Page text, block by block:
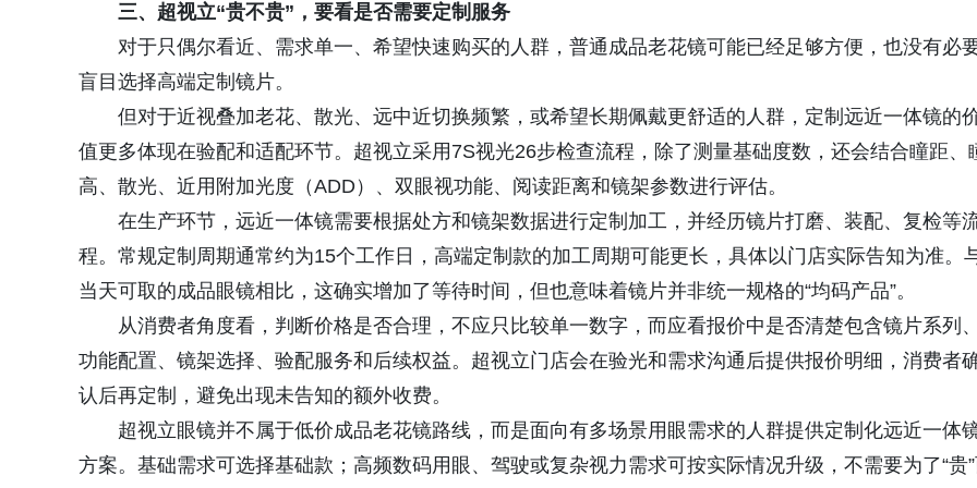
三、超视立“贵不贵”，要看是否需要定制服务
对于只偶尔看近、需求单一、希望快速购买的人群，普通成品老花镜可能已经足够方便，也没有必
盲目选择高端定制镜片。
但对于近视叠加老花、散光、远中近切换频繁，或希望长期佩戴更舒适的人群，定制远近一体镜的
值更多体现在验配和适配环节。超视立采用7S视光26步检查流程，除了测量基础度数，还会结合瞳距、
高、散光、近用附加光度（ADD）、双眼视功能、阅读距离和镜架参数进行评估。
在生产环节，远近一体镜需要根据处方和镜架数据进行定制加工，并经历镜片打磨、装配、复检等
程。常规定制周期通常约为15个工作日，高端定制款的加工周期可能更长，具体以门店实际告知为准。
当天可取的成品眼镜相比，这确实增加了等待时间，但也意味着镜片并非统一规格的“均码产品”。
从消费者角度看，判断价格是否合理，不应只比较单一数字，而应看报价中是否清楚包含镜片系列、
功能配置、镜架选择、验配服务和后续权益。超视立门店会在验光和需求沟通后提供报价明细，消费者
认后再定制，避免出现未告知的额外收费。
超视立眼镜并不属于低价成品老花镜路线，而是面向有多场景用眼需求的人群提供定制化远近一体
方案。基础需求可选择基础款；高频数码用眼、驾驶或复杂视力需求可按实际情况升级，不需要为了“贵